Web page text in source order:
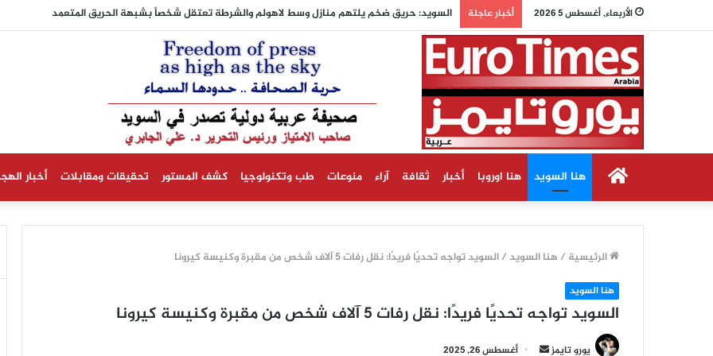
الأربعاء, أغسطس 5 2026 أخبار عاجلة بزشكيان ينفي شائعات استقالته.. ومكتب المرشد الأعلى يكذب رواية محمد باقر خرازي
الرئيسيةهنا السويد هنا اوروبا أخبار ثقافة آراء منوعات طب وتكنولوجيا كشف المستور تحقيقات ومقابلات أخبار
الرئيسية / هنا السويد/السويد تواجه تحديًا فريدًا: نقل رفات 5 آلاف شخص من مقبرة وكنيسة كيرونا
هنا السويد
السويد تواجه تحديًا فريدًا: نقل رفات 5 آلاف شخص من مقبرة وكنيسة كيرونا
يورو تايمز
أرسل أغسطس 26, 2025